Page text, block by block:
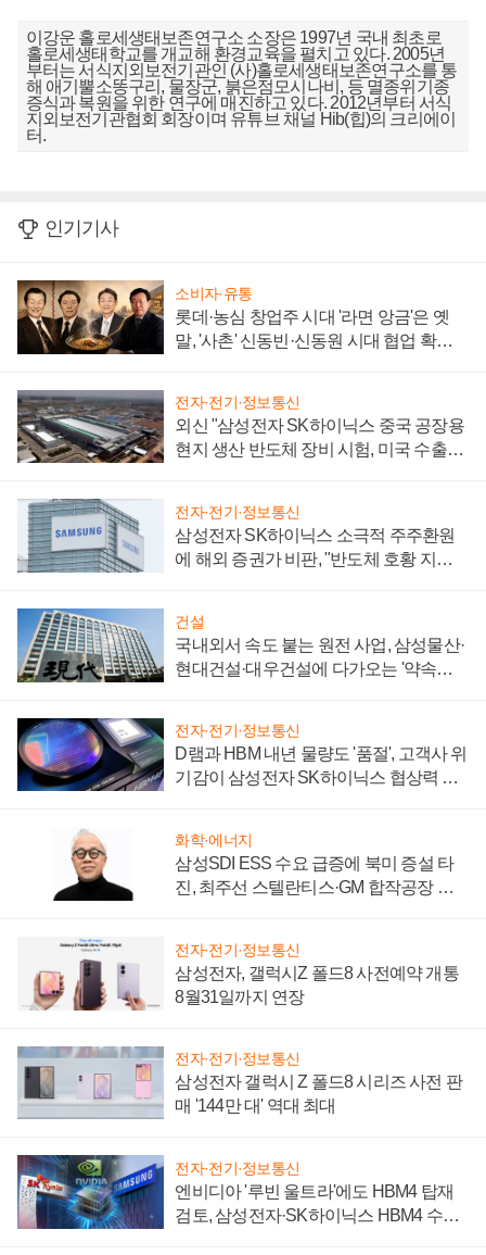
이강운 홀로세생태보존연구소 소장은 1997년 국내 최초로
홀로세생태학교를 개교해 환경교육을 펼치고 있다. 2005년
부터는 서식지외보전기관인 (사)홀로세생태보존연구소를 통
해 애기뿔소똥구리, 물장군, 붉은점모시나비, 등 멸종위기종
증식과 복원을 위한 연구에 매진하고 있다. 2012년부터 서식
지외보전기관협회 회장이며 유튜브 채널 Hib(힙)의 크리에이
터.
인기기사
소비자·유통
롯데·농심 창업주 시대 '라면 앙금'은 옛
말, '사촌' 신동빈·신동원 시대 협업 확대
전자·전기·정보통신
외신 "삼성전자 SK하이닉스 중국 공장용
현지 생산 반도체 장비 시험, 미국 수출통
전자·전기·정보통신
삼성전자 SK하이닉스 소극적 주주환원
에 해외 증권가 비판, "반도체 호황 지속
건설
국내외서 속도 붙는 원전 사업, 삼성물산·
현대건설·대우건설에 다가오는 '약속의
전자·전기·정보통신
D램과 HBM 내년 물량도 '품절', 고객사 위
기감이 삼성전자 SK하이닉스 협상력 더
화학·에너지
삼성SDI ESS 수요 급증에 북미 증설 타
진, 최주선 스텔란티스·GM 합작공장 건
전자·전기·정보통신
삼성전자, 갤럭시Z 폴드8 사전예약 개통
8월31일까지 연장
전자·전기·정보통신
삼성전자 갤럭시 Z 폴드8 시리즈 사전 판
매 '144만 대' 역대 최대
전자·전기·정보통신
엔비디아 '루빈 울트라'에도 HBM4 탑재
검토, 삼성전자·SK하이닉스 HBM4 수율